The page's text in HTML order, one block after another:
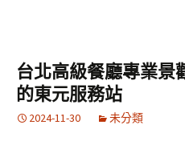
台北高級餐廳專業景
的東元服務站
2024-11-30 未分類